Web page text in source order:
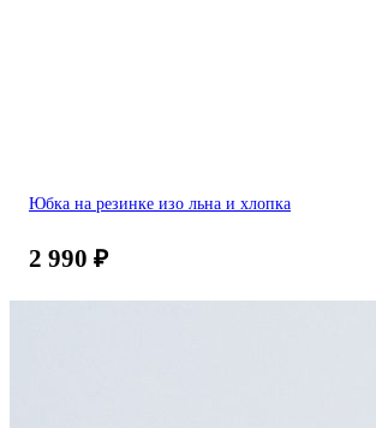
Юбка на резинке изо льна и хлопка
2 990 ₽